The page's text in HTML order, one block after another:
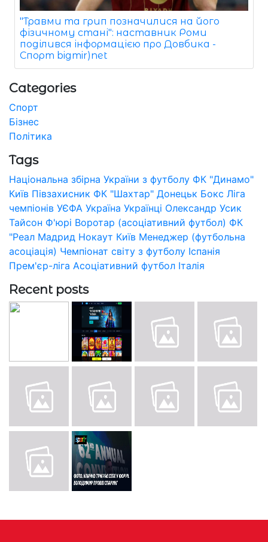
"Травми та грип позначилися на його
фізичному стані": наставник Роми
поділився інформацією про Довбика -
Спорт bigmir)net
Categories
Спорт
Бізнес
Політика
Tags
Національна збірна України з футболу ФК "Динамо"
Київ Півзахисник ФК "Шахтар" Донецьк Бокс Ліга
чемпіонів УЄФА Україна Українці Олександр Усик
Тайсон Ф'юрі Воротар (асоціативний футбол) ФК
"Реал Мадрид Нокаут Київ Менеджер (футбольна
асоціація) Чемпіонат світу з футболу Іспанія
Прем'єр-ліга Асоціативний футбол Італія
Recent posts